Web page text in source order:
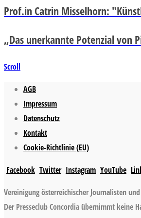
Prof.in Catrin Misselhorn:
„Das unerkannte Potenzial von
Scroll
AGB
Impressum
Datenschutz
Kontakt
Cookie-Richtlinie (EU)
Facebook Twitter Instagram YouTube
Vereinigung österreichischer Journalisten
Der Presseclub Concordia übernimmt